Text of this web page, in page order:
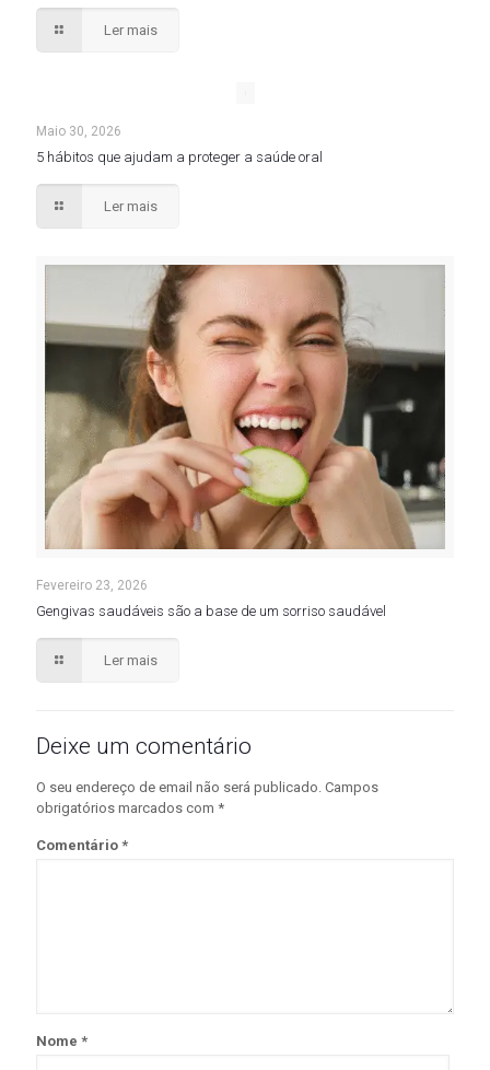
Ler mais
Maio 30, 2026
5 hábitos que ajudam a proteger a saúde oral
Ler mais
Fevereiro 23, 2026
Gengivas saudáveis são a base de um sorriso saudável
Ler mais
Deixe um comentário
O seu endereço de email não será publicado. Campos
obrigatórios marcados com *
Comentário *
Nome *